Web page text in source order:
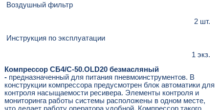
Воздушный фильтр
2 шт.
Инструкция по эксплуатации
1 экз.
Компрессор СБ4/С-50.OLD20 безмасляный
-предназначенный для питания пневмоинструментов. В
конструкции компрессора предусмотрен блок автоматики для
контроля насыщаемости ресивера. Элементы контроля и
мониторинга работы системы расположены в одном месте,